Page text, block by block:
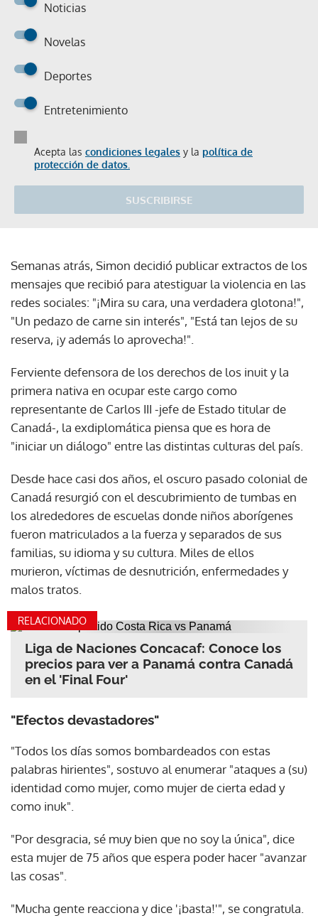
Noticias
Novelas
Deportes
Entretenimiento
Acepta las condiciones legales y la política de
protección de datos.
SUSCRIBIRSE
Semanas atrás, Simon decidió publicar extractos de los
mensajes que recibió para atestiguar la violencia en las
redes sociales: "¡Mira su cara, una verdadera glotona!",
"Un pedazo de carne sin interés", "Está tan lejos de su
reserva, ¡y además lo aprovecha!".
Ferviente defensora de los derechos de los inuit y la
primera nativa en ocupar este cargo como
representante de Carlos III -jefe de Estado titular de
Canadá-, la exdiplomática piensa que es hora de
"iniciar un diálogo" entre las distintas culturas del país.
Desde hace casi dos años, el oscuro pasado colonial de
Canadá resurgió con el descubrimiento de tumbas en
los alrededores de escuelas donde niños aborígenes
fueron matriculados a la fuerza y separados de sus
familias, su idioma y su cultura. Miles de ellos
murieron, víctimas de desnutrición, enfermedades y
malos tratos.
RELACIONADO
Liga de Naciones Concacaf: Conoce los
precios para ver a Panamá contra Canadá
en el 'Final Four'
"Efectos devastadores"
"Todos los días somos bombardeados con estas
palabras hirientes", sostuvo al enumerar "ataques a (su)
identidad como mujer, como mujer de cierta edad y
como inuk".
"Por desgracia, sé muy bien que no soy la única", dice
esta mujer de 75 años que espera poder hacer "avanzar
las cosas".
"Mucha gente reacciona y dice '¡basta!'", se congratula.